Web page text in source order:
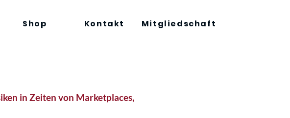
Shop Kontakt Mitgliedschaft
in Zeiten von Marketplaces,